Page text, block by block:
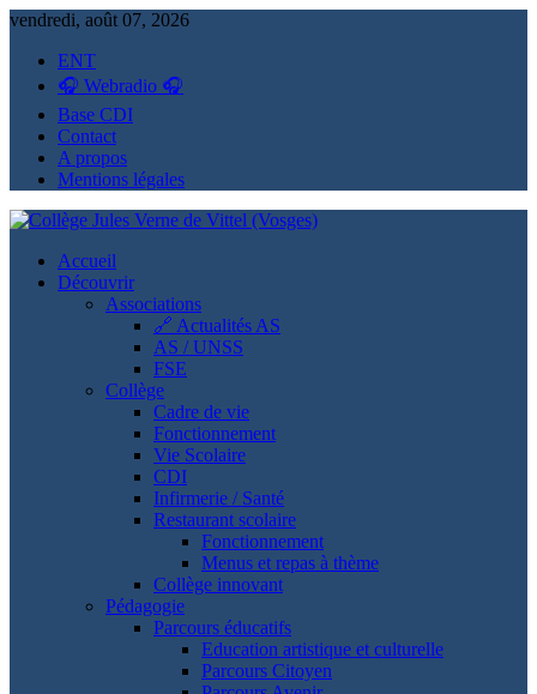
vendredi, août 07, 2026
ENT
🎧 Webradio 🎧
Base CDI
Contact
A propos
Mentions légales
Collège Jules Verne de Vittel (Vosges)
Informations et ressources pour élèves, parents et personnels
Accueil
Découvrir
Associations
🔗 Actualités AS
AS / UNSS
FSE
Collège
Cadre de vie
Fonctionnement
Vie Scolaire
CDI
Infirmerie / Santé
Restaurant scolaire
Fonctionnement
Menus et repas à thème
Collège innovant
Pédagogie
Parcours éducatifs
Education artistique et culturelle
Parcours Citoyen